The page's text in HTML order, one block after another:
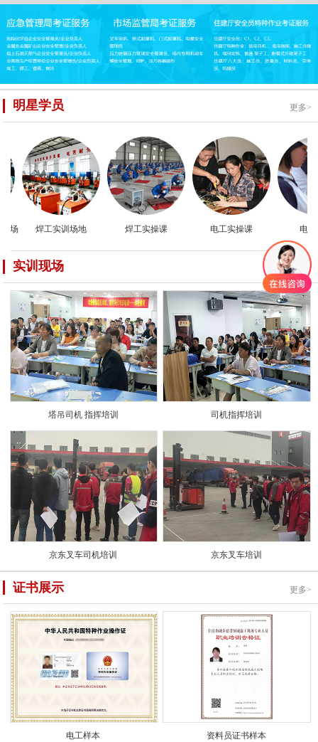
明星学员 更多>
场 焊工实训场地 焊工实操课 电工实操课 电工
实训现场 更多>
塔吊司机 指挥培训 司机指挥培训
京东叉车司机培训 京东叉车培训
证书展示 更多>
电工样本 资料员证书样本